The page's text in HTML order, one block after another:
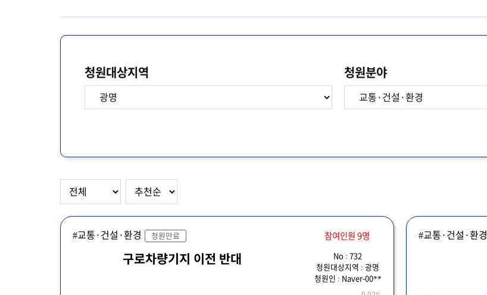
청원대상지역 청원분야
#교통·건설·환경 청원만료 참여인원 9명
구로차량기지 이전 반대
No : 732
청원대상지역 : 광명
청원인 : Naver-00**
#교통·건설·환경